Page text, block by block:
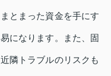
とまった資金を手にす
になります。また、固
隣トラブルのリスクも